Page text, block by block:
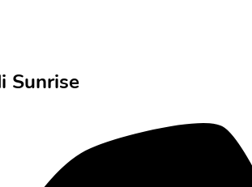
Sunrise